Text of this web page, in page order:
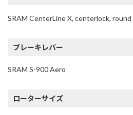
SRAM CenterLine X, centerlock, round
ブレーキレバー
SRAM S-900 Aero
ローターサイズ